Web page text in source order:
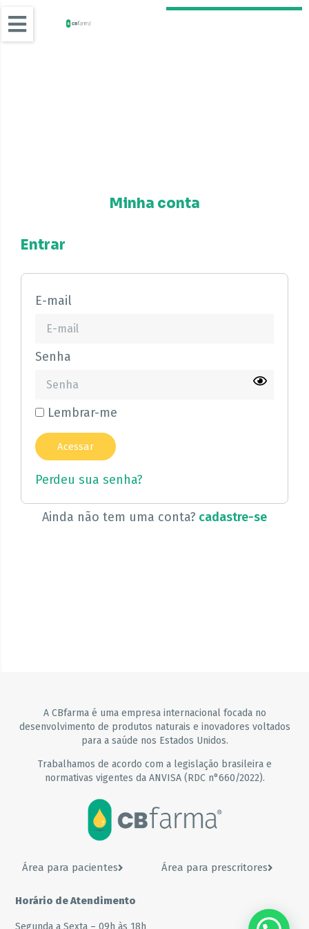
Minha conta
Entrar
E-mail
Senha
Lembrar-me
Perdeu sua senha?
Ainda não tem uma conta? cadastre-se
A CBfarma é uma empresa internacional focada no
desenvolvimento de produtos naturais e inovadores voltados
para a saúde nos Estados Unidos.
Trabalhamos de acordo com a legislação brasileira e
normativas vigentes da ANVISA (RDC n°660/2022).
Área para pacientes Área para prescritores
Horário de Atendimento